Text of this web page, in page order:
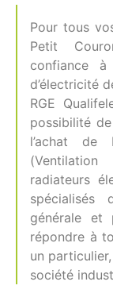
Pour tous
Petit
confiance
d’électricité
RGE
possibilité
l’achat de
radiateurs
spécialisés
générale et
répondre à
un
société